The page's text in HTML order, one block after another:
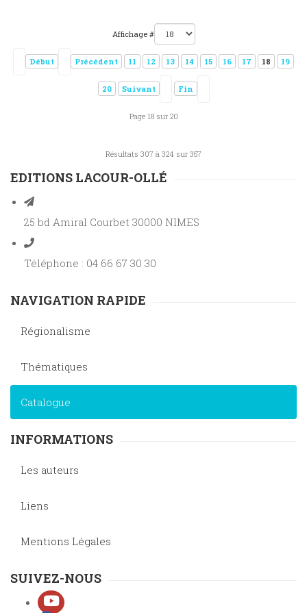
Affichage #
Début Précédent 11 12 13 14 15 16 17 18 19
20 Suivant Fin
Page 18 sur 20
Résultats 307 à 324 sur 357
EDITIONS LACOUR-OLLÉ
25 bd Amiral Courbet 30000 NIMES
Téléphone : 04 66 67 30 30
NAVIGATION RAPIDE
Régionalisme
Thématiques
Catalogue
INFORMATIONS
Les auteurs
Liens
Mentions Légales
SUIVEZ-NOUS